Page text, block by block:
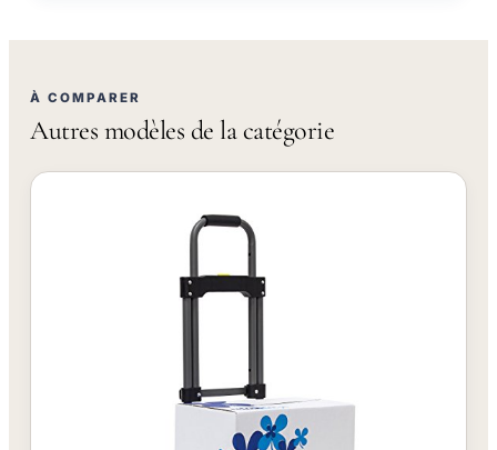
À COMPARER
Autres modèles de la catégorie